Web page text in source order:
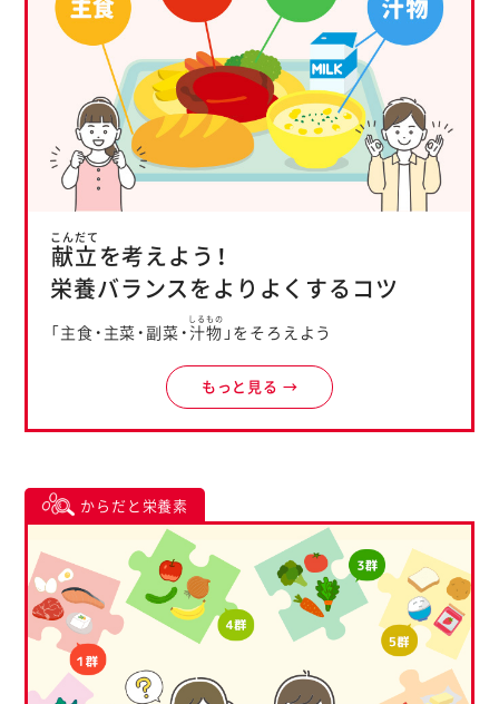
献立
こんだて
を考えよう！
栄養バランスをよりよくするコツ
「主食・主菜・副菜・ 汁物
しるもの
」をそろえよう
もっと見る →
からだと栄養素